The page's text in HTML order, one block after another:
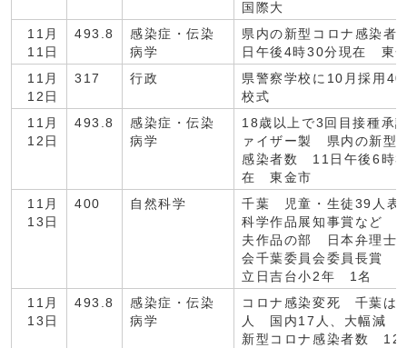
国際大
11月
11日
493.8
感染症・伝染
病学
県内の新型コロナ感染
日午後4時30分現在 東
11月
12日
317 行政
県警察学校に10月採用
校式
11月
12日
493.8
感染症・伝染
病学
18歳以上で3回目接種承
ァイザー製 県内の新型
感染者数 11日午後6時
在 東金市
11月
13日
400 自然科学
千葉 児童・生徒39人
科学作品展知事賞など
夫作品の部 日本弁理士
会千葉委員会委員長賞
立日吉台小2年 1名
11月
13日
493.8
感染症・伝染
病学
コロナ感染変死 千葉は
人 国内17人、大幅減
新型コロナ感染者数 12